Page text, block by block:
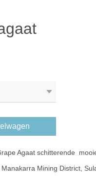
Agaat schitterende
Manakarra Mining District,